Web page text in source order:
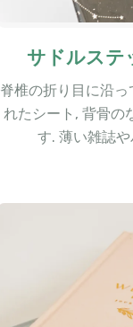
サドルステ
脊椎の折り目に沿
れたシート, 背骨の
す. 薄い雑誌